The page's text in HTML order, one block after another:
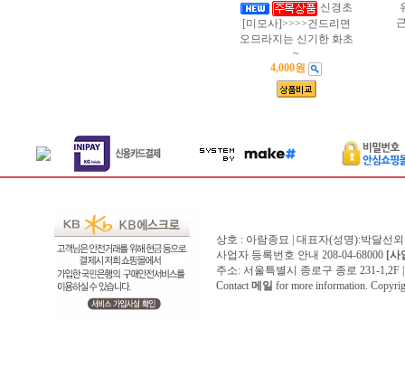
신경초
[미모사]>>>>건드리면
오므라지는 신기한 화초
~
4,000원
상호 : 아람종묘 | 대표자(성명):박달선
사업자 등록번호 안내 208-04-68000 [사
주소: 서울특별시 종로구 종로 231-1,2F
Contact 메일 for more information.